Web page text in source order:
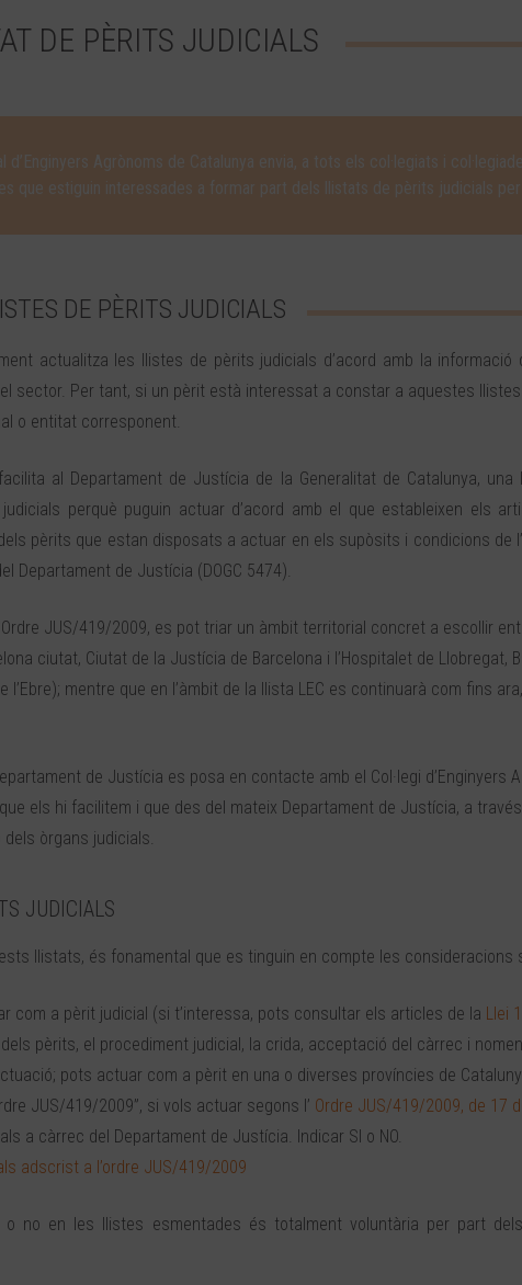
DE PÈRITS JUDICIALS
d’Enginyers Agrònoms de Catalunya envia, a tots els col·legiats i
que estiguin interessades a formar part dels llistats de pèrits judicials per
DE PÈRITS JUDICIALS
actualitza les llistes de pèrits judicials d’acord amb la informació
sector. Per tant, si un pèrit està interessat a constar a aquestes
o entitat corresponent.
facilita al Departament de Justícia de la Generalitat de Catalunya,
perquè puguin actuar d’acord amb el que estableixen els
pèrits que estan disposats a actuar en els supòsits i condicions de
Departament de Justícia (DOGC 5474).
JUS/419/2009, es pot triar un àmbit territorial concret a escollir
ciutat, Ciutat de la Justícia de Barcelona i l’Hospitalet de Llobregat,
l’Ebre); mentre que en l’àmbit de la llista LEC es continuarà com fins
de Justícia es posa en contacte amb el Col·legi d’Enginyers
els hi facilitem i que des del mateix Departament de Justícia, a
òrgans judicials.
JUDICIALS
llistats, és fonamental que es tinguin en compte les consideracions
com a pèrit judicial (si t’interessa, pots consultar els articles de la Llei
pèrits, el procediment judicial, la crida, acceptació del càrrec i
pots actuar com a pèrit en una o diverses províncies de
JUS/419/2009”, si vols actuar segons l’ Ordre JUS/419/2009, de 17
a càrrec del Departament de Justícia. Indicar SI o NO.
adscrist a l’ordre JUS/419/2009
no en les llistes esmentades és totalment voluntària per part